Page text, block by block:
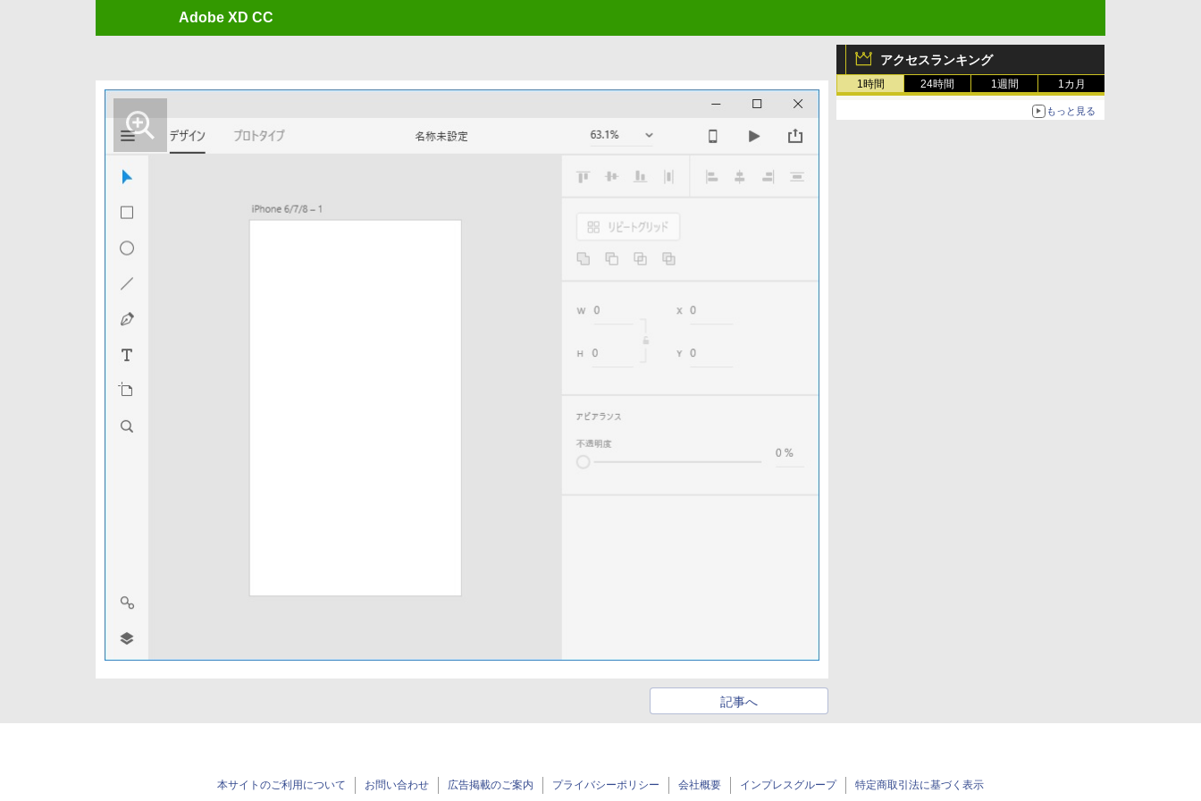
Adobe XD CC
アクセスランキング
1時間 24時間 1週間 1カ月
もっと見る
記事へ
本サイトのご利用について お問い合わせ 広告掲載のご案内 プライバシーポリシー 会社概要 インプレスグループ 特定商取引法に基づく表示